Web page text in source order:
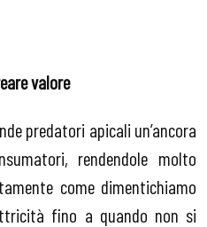
valore
predatori apicali un’ancora
rendendole molto
come dimentichiamo
fino a quando non si